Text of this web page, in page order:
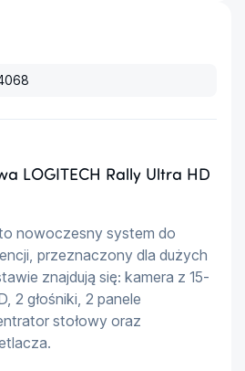
LOGITECH Rally Ultra HD
nowoczesny system do
przeznaczony dla dużych
znajdują się: kamera z 15-
2 głośniki, 2 panele
stołowy oraz